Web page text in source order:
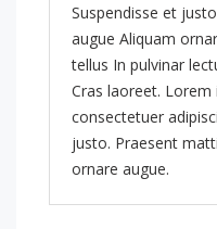
Suspendisse et
augue Aliquam
tellus In pulvinar
Cras laoreet.
consectetuer
justo. Praesent
ornare augue.